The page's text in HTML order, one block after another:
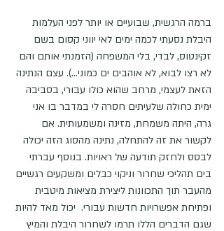
ברמה הרגשית, שבועיים או יותר לפני העלמות
היבלת נסעתי לכמה ימים לאי יווני קסום בשם
זקינטוס, לבדי, בלי המשפחה (הזמנתי אותם והם
לא רצו לבוא, לא אוהבים ים כמוני...). עצם הנתינה
הזאת לעצמי, מרחב שהוא כולו עבורי, בסביבה
ימית כחולה שלעיתים חסרה לי במדבר בו אני
גרה, היתה משמחת, מזינה ומשמעותית. אם
לקשור את זה להתחלה, נתינה מהסוג הזה יכולה
לבסס ולחזק תודעה של ראויות. בנוסף עברתי
בים תהליכי שחרור וניקוי כבלים ומשקעים רגשיים
מהעבר תוך התכוונות ליצירת מציאות מיטבית
ופתיחת אפשרויות חדשות עבורי.  יכול מאד להיות
שגם הדברים הללו תרמו לשחרור היבלת והמיץ